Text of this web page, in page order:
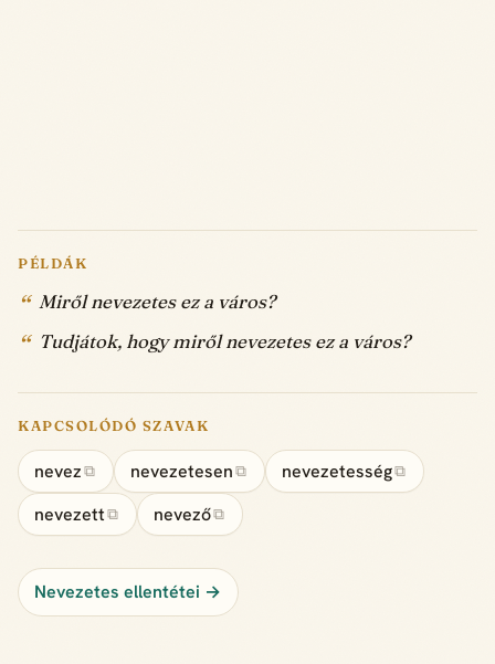
PÉLDÁK
Miről nevezetes ez a város?
Tudjátok, hogy miről nevezetes ez a város?
KAPCSOLÓDÓ SZAVAK
nevez ⧉ nevezetesen ⧉ nevezetesség⧉
nevezett ⧉ nevező⧉
Nevezetes ellentétei →